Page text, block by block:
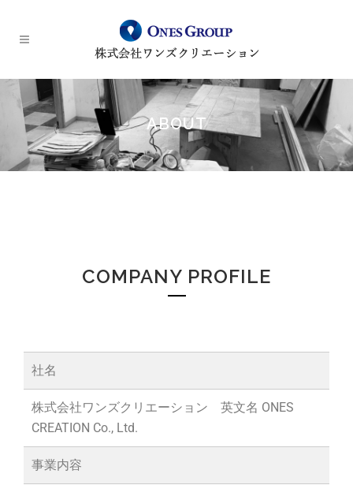
ABOUT
COMPANY PROFILE
社名
株式会社ワンズクリエーション 英文名 ONES
CREATION Co., Ltd.
事業内容